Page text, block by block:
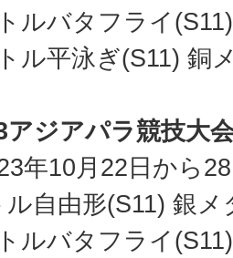
ルバタフライ
ル平泳ぎ(S11) 銅
アジアパラ競技大
年10月22日から
ル自由形(S11) 銀メ
ルバタフライ